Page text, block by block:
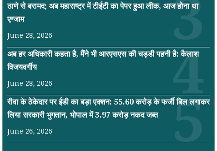
ठाणे से बरामद; अब महाराष्ट्र में टीईटी का पेपर हुआ लीक, आज होना था
एग्जाम
June 28, 2026
अब हर अधिकारी कहता है, मैंने भी आरएसएस की चड्डी पहनी है: कैलाश
विजयवर्गीय
June 28, 2026
रीवा के ठेकेदार पर ईडी का बड़ा एक्शन: 55.60 करोड़ के फर्जी बिल लगाकर
लिया सरकारी भुगतान, भोपाल में 3.97 करोड़ नकद जब्त
June 26, 2026